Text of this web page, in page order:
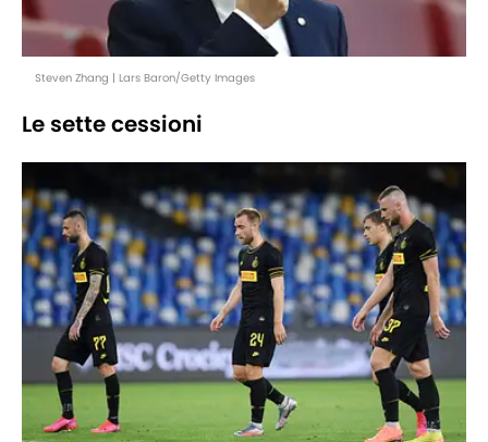
Steven Zhang | Lars Baron/Getty Images
Le sette cessioni